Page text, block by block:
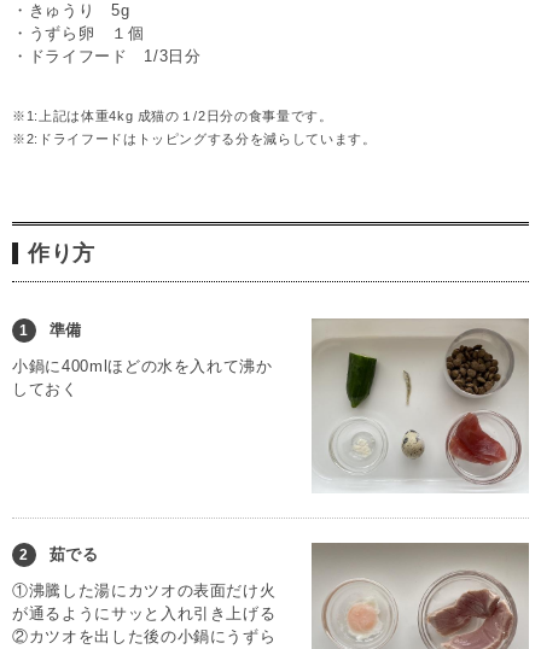
・きゅうり 5g
・うずら卵 １個
・ドライフード 1/3日分
※1:上記は体重4kg 成猫の１/2日分の食事量です。
※2:ドライフードはトッピングする分を減らしています。
作り方
1
準備
小鍋に400mlほどの水を入れて沸か
しておく
2
茹でる
①沸騰した湯にカツオの表面だけ火
が通るようにサッと入れ引き上げる
②カツオを出した後の小鍋にうずら